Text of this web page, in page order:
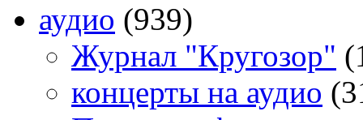
аудио (939)
Журнал "Кругозор"
концерты на аудио